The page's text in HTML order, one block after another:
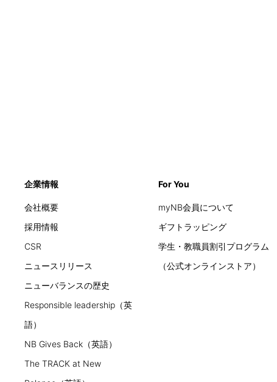
企業情報
会社概要
採用情報
CSR
ニュースリリース
ニューバランスの歴史
Responsible leadership（英
語）
NB Gives Back（英語）
The TRACK at New
For You
myNB会員について
ギフトラッピング
学生・教職員割引プログラム
（公式オンラインストア）